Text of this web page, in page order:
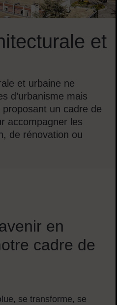
et
et urbaine ne
d’urbanisme mais
un cadre de
accompagner les
de rénovation ou
en
cadre de
se transforme, se